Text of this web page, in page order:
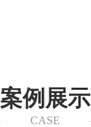
案例展示
CASE